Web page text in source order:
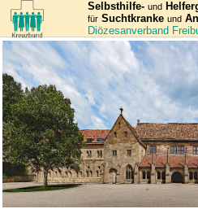
Selbsthilfe- und
für Suchtkranke und
Diözesanverband